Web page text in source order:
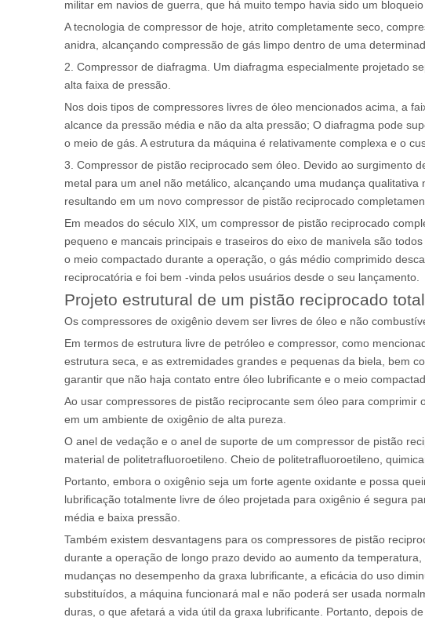
militar em navios de guerra, que há muito tempo havia sido um
A tecnologia de compressor de hoje, atrito completamente seco,
anidra, alcançando compressão de gás limpo dentro de uma
2. Compressor de diafragma. Um diafragma especialmente projetado
alta faixa de pressão.
Nos dois tipos de compressores livres de óleo mencionados acima, a
alcance da pressão média e não da alta pressão; O diafragma pode
o meio de gás. A estrutura da máquina é relativamente complexa e o
3. Compressor de pistão reciprocado sem óleo. Devido ao surgimento
metal para um anel não metálico, alcançando uma mudança
resultando em um novo compressor de pistão reciprocado
Em meados do século XIX, um compressor de pistão reciprocado
pequeno e mancais principais e traseiros do eixo de manivela são
o meio compactado durante a operação, o gás médio comprimido
reciprocatória e foi bem -vinda pelos usuários desde o seu lançamento.
Projeto estrutural de um pistão reciprocado
Os compressores de oxigênio devem ser livres de óleo e não
Em termos de estrutura livre de petróleo e compressor, como
estrutura seca, e as extremidades grandes e pequenas da biela, bem
garantir que não haja contato entre óleo lubrificante e o meio
Ao usar compressores de pistão reciprocante sem óleo para
em um ambiente de oxigênio de alta pureza.
O anel de vedação e o anel de suporte de um compressor de pistão
material de politetrafluoroetileno. Cheio de politetrafluoroetileno,
Portanto, embora o oxigênio seja um forte agente oxidante e possa
lubrificação totalmente livre de óleo projetada para oxigênio é segura
média e baixa pressão.
Também existem desvantagens para os compressores de pistão
durante a operação de longo prazo devido ao aumento da
mudanças no desempenho da graxa lubrificante, a eficácia do uso
substituídos, a máquina funcionará mal e não poderá ser usada
duras, o que afetará a vida útil da graxa lubrificante. Portanto, depois